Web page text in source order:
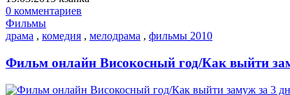
0 комментариев
Фильмы
драма , комедия , мелодрама , фильмы 2010
Фильм онлайн Високосный год/Как выйти